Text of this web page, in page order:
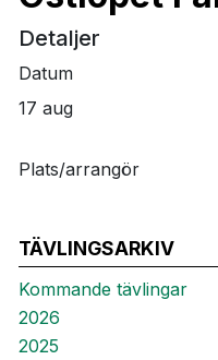
TÄVLINGSARKIV
Kommande tävlingar
2026
2025
Detaljer
Datum
17 aug
Plats/arrangör